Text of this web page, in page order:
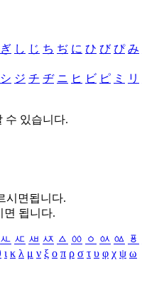
ぎ し じ ち ぢ に ひ び ぴ み
シ ジ チ ヂ ニ ヒ ビ ピ ミ リ
수 있습니다.
시면됩니다.
면 됩니다.
ㅻ ㅼ ㅽ ㅾ ㅿ ㆀ ㆁ ㆂ ㆃ ㆄ
ι κ λ μ ν ξ ο π ρ σ τ υ φ χ ψ ω